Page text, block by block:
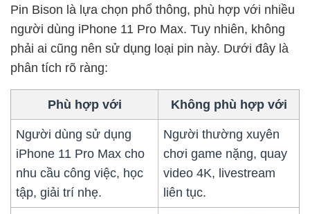
Pin Bison là lựa chọn phổ thông, phù hợp với nhiều
người dùng iPhone 11 Pro Max. Tuy nhiên, không
phải ai cũng nên sử dụng loại pin này. Dưới đây là
phân tích rõ ràng:
Phù hợp với Không phù hợp với
Người dùng sử dụng
iPhone 11 Pro Max cho
nhu cầu công việc, học
tập, giải trí nhẹ.
Người thường xuyên
chơi game nặng, quay
video 4K, livestream
liên tục.